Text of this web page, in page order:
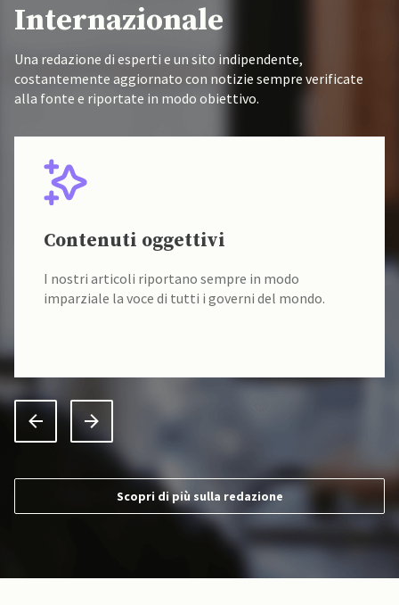
Internazionale
Una redazione di esperti e un sito indipendente,
costantemente aggiornato con notizie sempre verificate
alla fonte e riportate in modo obiettivo.
Contenuti oggettivi
I nostri articoli riportano sempre in modo
imparziale la voce di tutti i governi del mondo.
Scopri di più sulla redazione